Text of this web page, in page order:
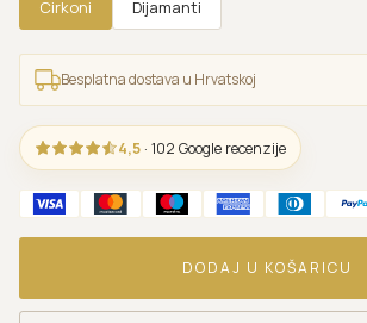
Cirkoni Dijamanti
Besplatna dostava u Hrvatskoj
4,5 · 102 Google recenzije
DODAJ U KOŠARICU